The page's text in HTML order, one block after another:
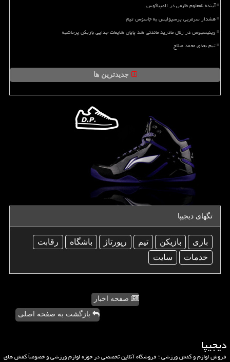
آینده نامعلوم طارمی در المپیاکوس
هشدار سرمربی پرسپولیس به جاسوس تیم
وینیسیوس در رئال مادرید ماندنی شد پایان شایعات جدایی بازیکن پرحاشیه
تیم بعدی محمد صلاح
جدیدترین ها
تگهای دیجیپا
بازی بازیكن تیم رپورتاژ باشگاه
رقابت
خدمات
سایت
صفحه اخبار
بازگشت به صفحه اصلی
دیجیپا
فروش لوازم و کفش ورزشی ؛ فروشگاه آنلاین تخصصی در حوزه لوازم ورزشی و خصوصاً کفش های